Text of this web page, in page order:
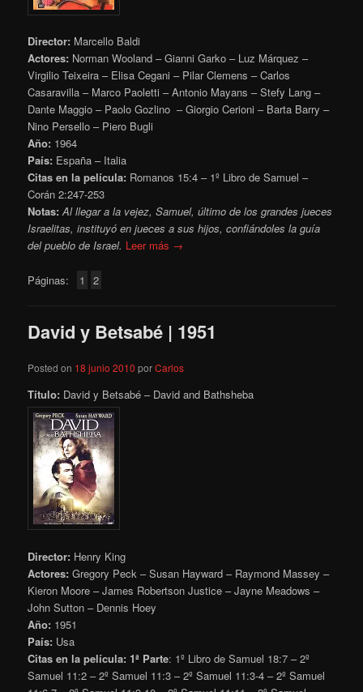
Director: Marcello Baldi
Actores: Norman Wooland – Gianni Garko – Luz Márquez –
Virgilio Teixeira – Elisa Cegani – Pilar Clemens – Carlos
Casaravilla – Marco Paoletti – Antonio Mayans – Stefy Lang –
Dante Maggio – Paolo Gozlino – Giorgio Cerioni – Barta Barry –
Nino Persello – Piero Bugli
Año: 1964
País: España – Italia
Citas en la película: Romanos 15:4 – 1º Libro de Samuel –
Corán 2:247-253
Notas:Al llegar a la vejez, Samuel, último de los grandes jueces
Israelitas, instituyó en jueces a sus hijos, confiándoles la guía
del pueblo de Israel. Leer más →
Páginas: 1 2
David y Betsabé | 1951
Posted on 18 junio 2010 porCarlos
Título: David y Betsabé – David and Bathsheba
Director: Henry King
Actores: Gregory Peck – Susan Hayward – Raymond Massey –
Kieron Moore – James Robertson Justice – Jayne Meadows –
John Sutton – Dennis Hoey
Año: 1951
País: Usa
Citas en la película: 1ª Parte: 1º Libro de Samuel 18:7 – 2º
Samuel 11:2 – 2º Samuel 11:3 – 2º Samuel 11:3-4 – 2º Samuel